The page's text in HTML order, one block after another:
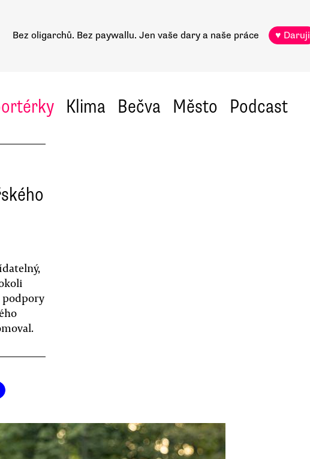
Bez oligarchů. Bez paywallu. Jen vaše dary a naše práce ♥ Daruji
Klima Bečva Město Podcast
podpory